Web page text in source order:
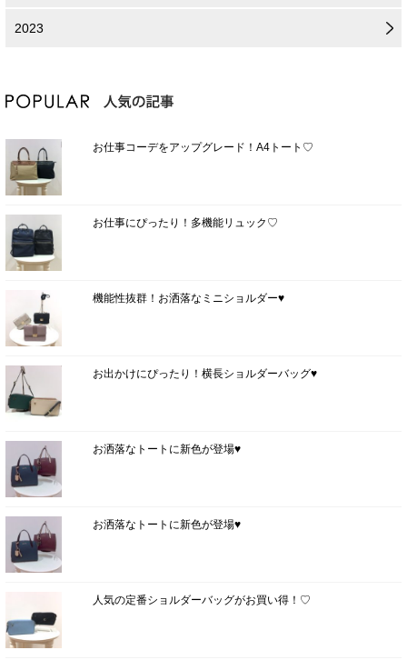
2023
お仕事コーデをアップグレード！A4トート♡
お仕事にぴったり！多機能リュック♡
機能性抜群！お洒落なミニショルダー♥
お出かけにぴったり！横長ショルダーバッグ♥
お洒落なトートに新色が登場♥
お洒落なトートに新色が登場♥
人気の定番ショルダーバッグがお買い得！♡